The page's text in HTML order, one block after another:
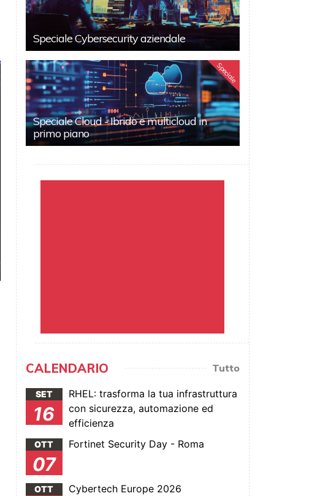
Speciale Cybersecurity aziendale
Speciale
Speciale Cloud - Ibrido e multicloud in
primo piano
CALENDARIO Tutto
SET
16
RHEL: trasforma la tua infrastruttura
con sicurezza, automazione ed
efficienza
OTT
07
Fortinet Security Day - Roma
OTT Cybertech Europe 2026